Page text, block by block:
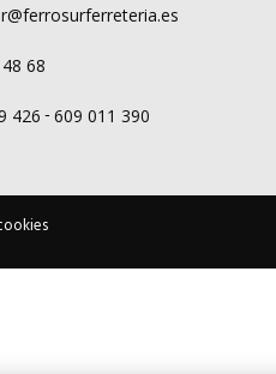
68
426 - 609 011 390